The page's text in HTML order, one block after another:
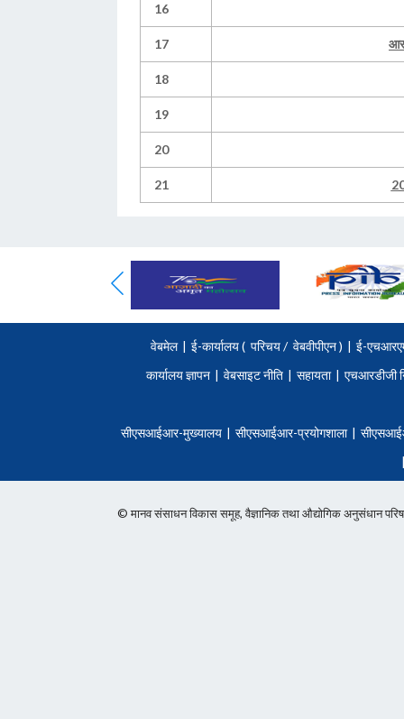
16
17
18
19
20
21
वेबमेल | ई-कार्यालय ( परिचय/ वेबवीपीएन ) | ई-
कार्यालय ज्ञापन | वेबसाइट नीति | सहायता | एचआरडीजी
सीएसआईआर-मुख्यालय | सीएसआईआर-प्रयोगशाला |
© मानव संसाधन विकास समूह, वैज्ञानिक तथा औद्योगिक अनुसंधान